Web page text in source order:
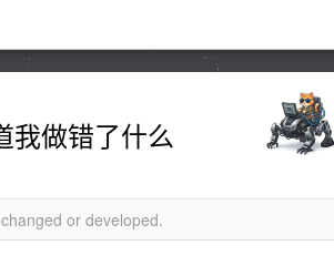
我做错了什么
or developed.